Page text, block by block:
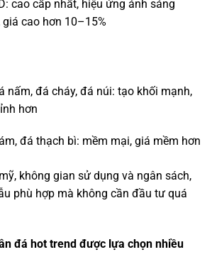
cao cấp nhất, hiệu ứng ánh sáng
giá cao hơn 10–15%
nấm, đá cháy, đá núi: tạo khối mạnh,
hơn
đá thạch bì: mềm mại, giá mềm hơn
không gian sử dụng và ngân sách,
phù hợp mà không cần đầu tư quá
đá hot trend được lựa chọn nhiều